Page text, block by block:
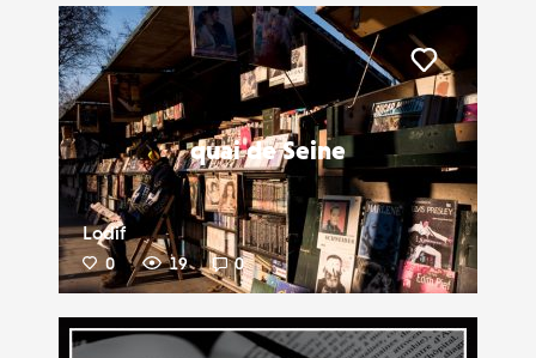
quai de Seine
Lodif
0 19 0